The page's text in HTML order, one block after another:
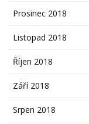
Prosinec 2018
Listopad 2018
Říjen 2018
Září 2018
Srpen 2018